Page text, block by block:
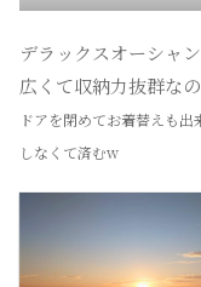
デラックスオーシャ
広くて収納力抜群な
ドアを閉めてお着替えも
しなくて済むw